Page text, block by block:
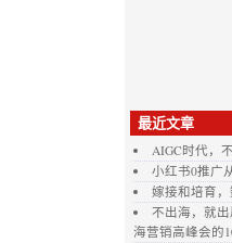
最近文章
AIGC时代，
小红书0推广
嫁接和培育
不出海，就出
海营销高峰会的